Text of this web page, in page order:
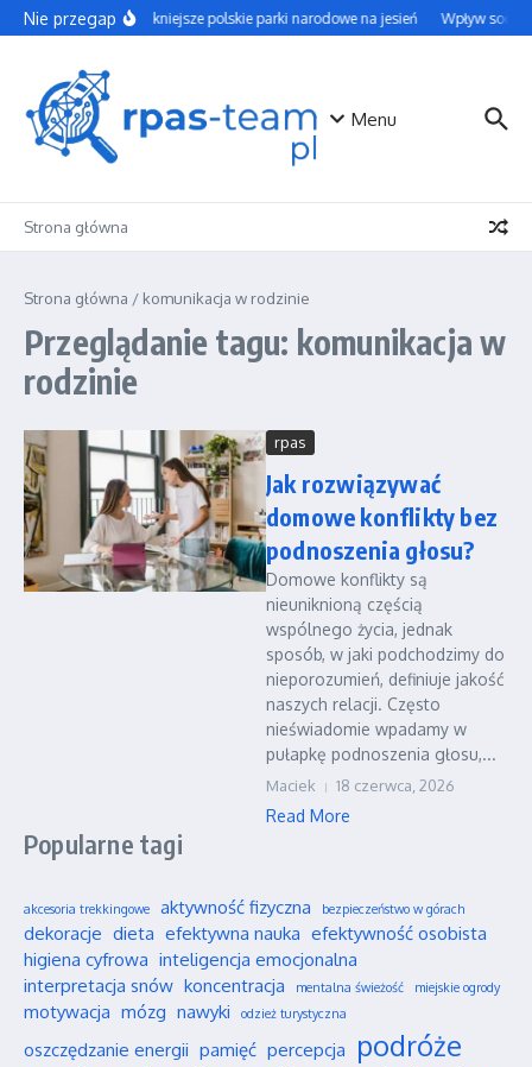
Przejdź do treści
Nie przegapNajpiękniejsze polskie parki narodowe na jesień Wpływ
Menu
Strona główna
Strona główna / komunikacja w rodzinie
Przeglądanie tagu: komunikacja w
rodzinie
rpas
Jak rozwiązywać
domowe konflikty bez
podnoszenia głosu?
Domowe konflikty są
nieuniknioną częścią
wspólnego życia, jednak
sposób, w jaki podchodzimy do
nieporozumień, definiuje jakość
naszych relacji. Często
nieświadomie wpadamy w
pułapkę podnoszenia głosu,...
Maciek 18 czerwca, 2026
Read More
Popularne tagi
akcesoria trekkingowe aktywność fizyczna bezpieczeństwo w górach
dekoracje dieta efektywna nauka efektywność osobista
higiena cyfrowa inteligencja emocjonalna
interpretacja snów koncentracja mentalna świeżość miejskie ogrody
motywacja mózg nawyki odzież turystyczna
oszczędzanie energii pamięć percepcja podróże